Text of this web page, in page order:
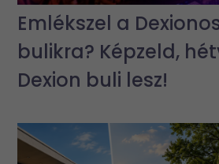
Emlékszel a
bulikra? Képzeld,
Dexion buli lesz!